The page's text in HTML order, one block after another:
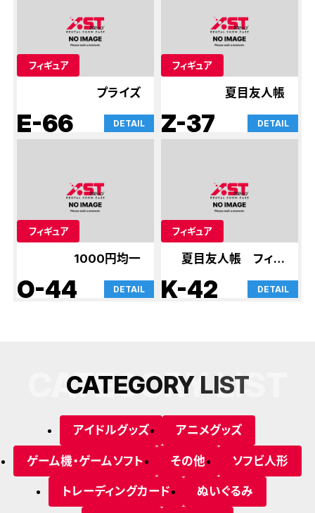
フィギュア
プライズ
E-66 DETAIL
フィギュア
夏目友人帳
Z-37 DETAIL
フィギュア
1000円均一
O-44 DETAIL
フィギュア
夏目友人帳 フィギ
ュア
K-42 DETAIL
CATEGORY LIST
CATEGORY LIST
アイドルグッズ アニメグッズ
ゲーム機・ゲームソフト その他 ソフビ人形
トレーディングカード ぬいぐるみ